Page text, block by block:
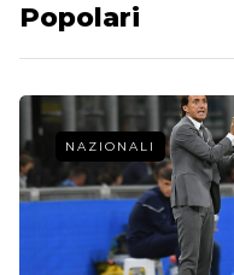
Popolari
NAZIONALI